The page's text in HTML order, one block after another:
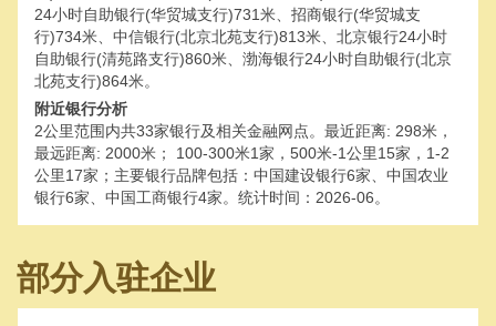
24小时自助银行(华贸城支行)731米、招商银行(华贸城支
行)734米、中信银行(北京北苑支行)813米、北京银行24小时
自助银行(清苑路支行)860米、渤海银行24小时自助银行(北京
北苑支行)864米。
附近银行分析
2公里范围内共33家银行及相关金融网点。最近距离: 298米，
最远距离: 2000米； 100-300米1家，500米-1公里15家，1-2
公里17家；主要银行品牌包括：中国建设银行6家、中国农业
银行6家、中国工商银行4家。统计时间：2026-06。
部分入驻企业